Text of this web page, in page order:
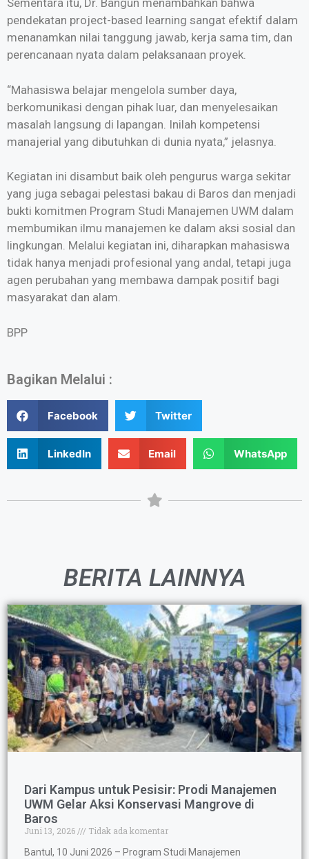
Sementara itu, Dr. Bangun menambahkan bahwa
pendekatan project-based learning sangat efektif dalam
menanamkan nilai tanggung jawab, kerja sama tim, dan
perencanaan nyata dalam pelaksanaan proyek.
“Mahasiswa belajar mengelola sumber daya,
berkomunikasi dengan pihak luar, dan menyelesaikan
masalah langsung di lapangan. Inilah kompetensi
manajerial yang dibutuhkan di dunia nyata,” jelasnya.
Kegiatan ini disambut baik oleh pengurus warga sekitar
yang juga sebagai pelestasi bakau di Baros dan menjadi
bukti komitmen Program Studi Manajemen UWM dalam
membumikan ilmu manajemen ke dalam aksi sosial dan
lingkungan. Melalui kegiatan ini, diharapkan mahasiswa
tidak hanya menjadi profesional yang andal, tetapi juga
agen perubahan yang membawa dampak positif bagi
masyarakat dan alam.
BPP
Bagikan Melalui :
Facebook Twitter
LinkedIn Email WhatsApp
BERITA LAINNYA
Dari Kampus untuk Pesisir: Prodi Manajemen
UWM Gelar Aksi Konservasi Mangrove di
Baros
Juni 13, 2026
Tidak ada komentar
Bantul, 10 Juni 2026 – Program Studi Manajemen